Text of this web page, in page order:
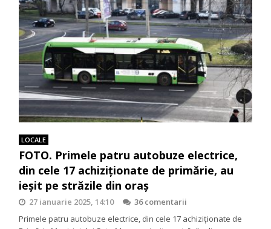
LOCALE
FOTO. Primele patru autobuze electrice,
din cele 17 achiziționate de primărie, au
ieșit pe străzile din oraș
27 ianuarie 2025, 14:10
36 comentarii
Primele patru autobuze electrice, din cele 17 achiziționate de